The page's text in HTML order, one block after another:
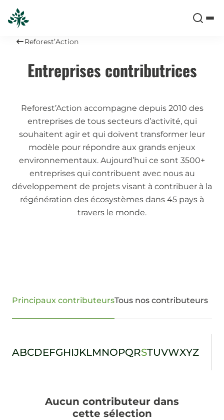
Reforest’Action
Entreprises contributrices
Reforest’Action accompagne depuis 2010 des
entreprises de tous secteurs d’activité, qui
souhaitent agir et qui doivent transformer leur
modèle pour répondre aux grands enjeux
environnementaux. Aujourd’hui ce sont 3500+
entreprises qui contribuent avec nous au
développement de projets visant à contribuer à la
régénération des écosystèmes dans 45 pays à
travers le monde.
Principaux contributeursTous nos contributeurs
ABCDEFGHIJKLMNOPQRSTUVWXYZ
Aucun contributeur dans
cette sélection